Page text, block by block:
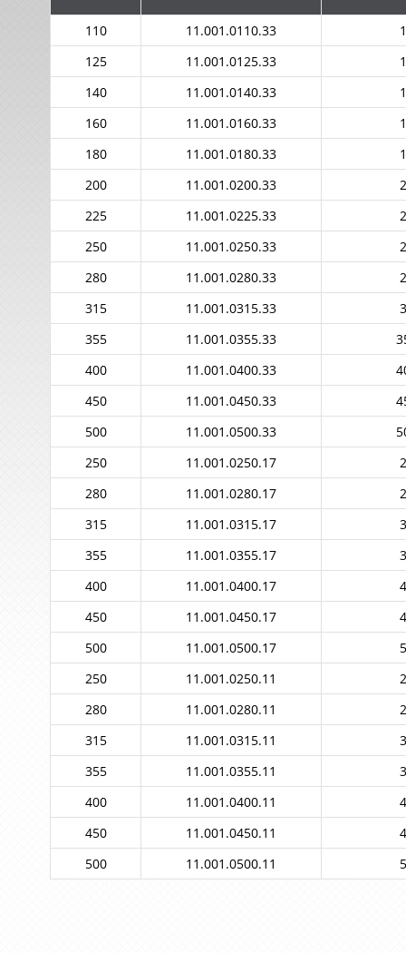
110 11.001.0110.33
125
11.001.0125.33
140
11.001.0140.33
160
11.001.0160.33
180
11.001.0180.33
200
11.001.0200.33
225
11.001.0225.33
250
11.001.0250.33
280
11.001.0280.33
315
11.001.0315.33
355
11.001.0355.33
400
11.001.0400.33
450
11.001.0450.33
500
11.001.0500.33
250
11.001.0250.17
280
11.001.0280.17
315
11.001.0315.17
355
11.001.0355.17
400
11.001.0400.17
450
11.001.0450.17
500
11.001.0500.17
250
11.001.0250.11
280
11.001.0280.11
315
11.001.0315.11
355
11.001.0355.11
400
11.001.0400.11
450
11.001.0450.11
500
11.001.0500.11